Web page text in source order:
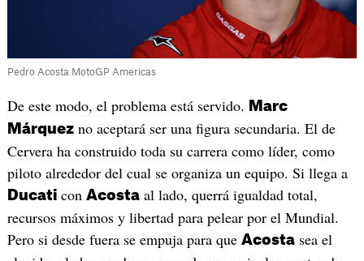
Pedro Acosta MotoGP Americas
De este modo, el problema está servido.
Marc
Márquezno aceptará ser una figura secundaria. El de
Cervera ha construido toda su carrera como líder, como
piloto alrededor del cual se organiza un equipo. Si llega a
Ducaticon Acostaal lado, querrá igualdad total,
recursos máximos y libertad para pelear por el Mundial.
Pero si desde fuera se empuja para que Acostasea el